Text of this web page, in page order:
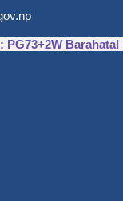
PG73+2W Barahatal